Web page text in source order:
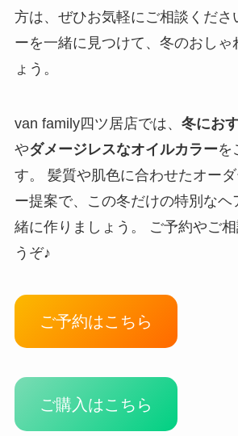
方は、ぜひお気軽にご相談くださ
ーを一緒に見つけて、冬のおしゃ
ょう。
van family四ツ居店では、 冬にお
やダメージレスなオイルカラーを
す。 髪質や肌色に合わせたオー
ー提案で、この冬だけの特別なヘ
緒に作りましょう。 ご予約やご
うぞ♪
ご予約はこちら
ご購入はこちら